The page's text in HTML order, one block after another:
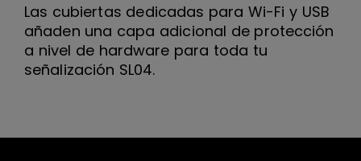
Las cubiertas dedicadas para Wi-Fi y USB
añaden una capa adicional de protección
a nivel de hardware para toda tu
señalización SL04.